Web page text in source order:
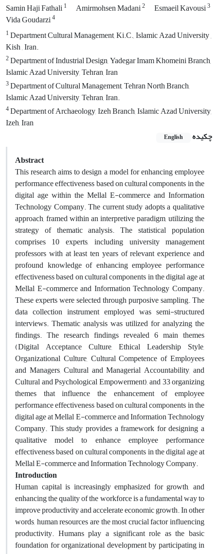
Samin Haji Fathali1 Amirmohsen Madani2 Esmaeil Kavousi3
Vida Goudarzi4
1Department Cultural Management, Ki.C., Islamic Azad University ,
Kish , Iran.
2Department of Industrial Design, Yadegar Imam Khomeini Branch,
Islamic Azad University, Tehran, Iran
3Department of Cultural Management, Tehran North Branch,
Islamic Azad University, Tehran, Iran.
4Department of Archaeology, Izeh Branch, Islamic Azad University,
Izeh, Iran
چکیده
English
Abstract
This research aims to design a model for enhancing employee
performance effectiveness based on cultural components in the
digital age within the Mellal E-commerce and Information
Technology Company. The current study adopts a qualitative
approach, framed within an interpretive paradigm, utilizing the
strategy of thematic analysis. The statistical population
comprises 10 experts, including university management
professors with at least ten years of relevant experience and
profound knowledge of enhancing employee performance
effectiveness based on cultural components in the digital age at
Mellal E-commerce and Information Technology Company.
These experts were selected through purposive sampling. The
data collection instrument employed was semi-structured
interviews. Thematic analysis was utilized for analyzing the
findings. The research findings revealed 6 main themes
(Digital Acceptance Culture, Ethical Leadership Style,
Organizational Culture, Cultural Competence of Employees
and Managers, Cultural and Managerial Accountability, and
Cultural and Psychological Empowerment), and 33 organizing
themes that influence the enhancement of employee
performance effectiveness based on cultural components in the
digital age at Mellal E-commerce and Information Technology
Company. This study provides a framework for designing a
qualitative model to enhance employee performance
effectiveness based on cultural components in the digital age at
Mellal E-commerce and Information Technology Company.
Introduction
Human capital is increasingly emphasized for growth, and
enhancing the quality of the workforce is a fundamental way to
improve productivity and accelerate economic growth. In other
words, human resources are the most crucial factor influencing
productivity. Humans play a significant role as the basic
foundation for organizational development by participating in